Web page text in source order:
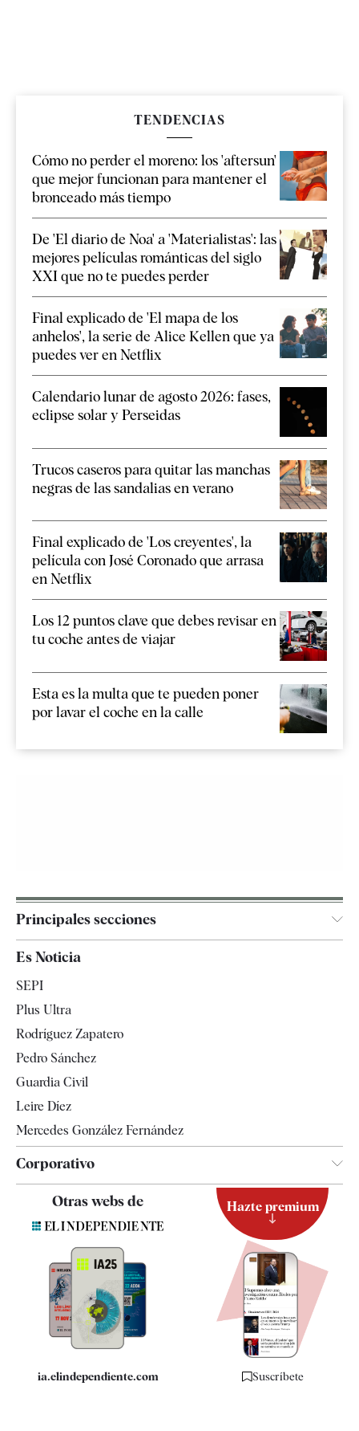
TENDENCIAS
Cómo no perder el moreno: los 'aftersun'
que mejor funcionan para mantener el
bronceado más tiempo
De 'El diario de Noa' a 'Materialistas': las
mejores películas románticas del siglo
XXI que no te puedes perder
Final explicado de 'El mapa de los
anhelos', la serie de Alice Kellen que ya
puedes ver en Netflix
Calendario lunar de agosto 2026: fases,
eclipse solar y Perseidas
Trucos caseros para quitar las manchas
negras de las sandalias en verano
Final explicado de 'Los creyentes', la
película con José Coronado que arrasa
en Netflix
Los 12 puntos clave que debes revisar en
tu coche antes de viajar
Esta es la multa que te pueden poner
por lavar el coche en la calle
Principales secciones
España
Televisión
Es Noticia
SEPI
Plus Ultra
Rodríguez Zapatero
Pedro Sánchez
Guardia Civil
Leire Díez
Mercedes González Fernández
Corporativo
Contacto
Quiénes somos
Especificaciones
Otras webs de
ia.elindependiente.com
Hazte premium
Suscríbete